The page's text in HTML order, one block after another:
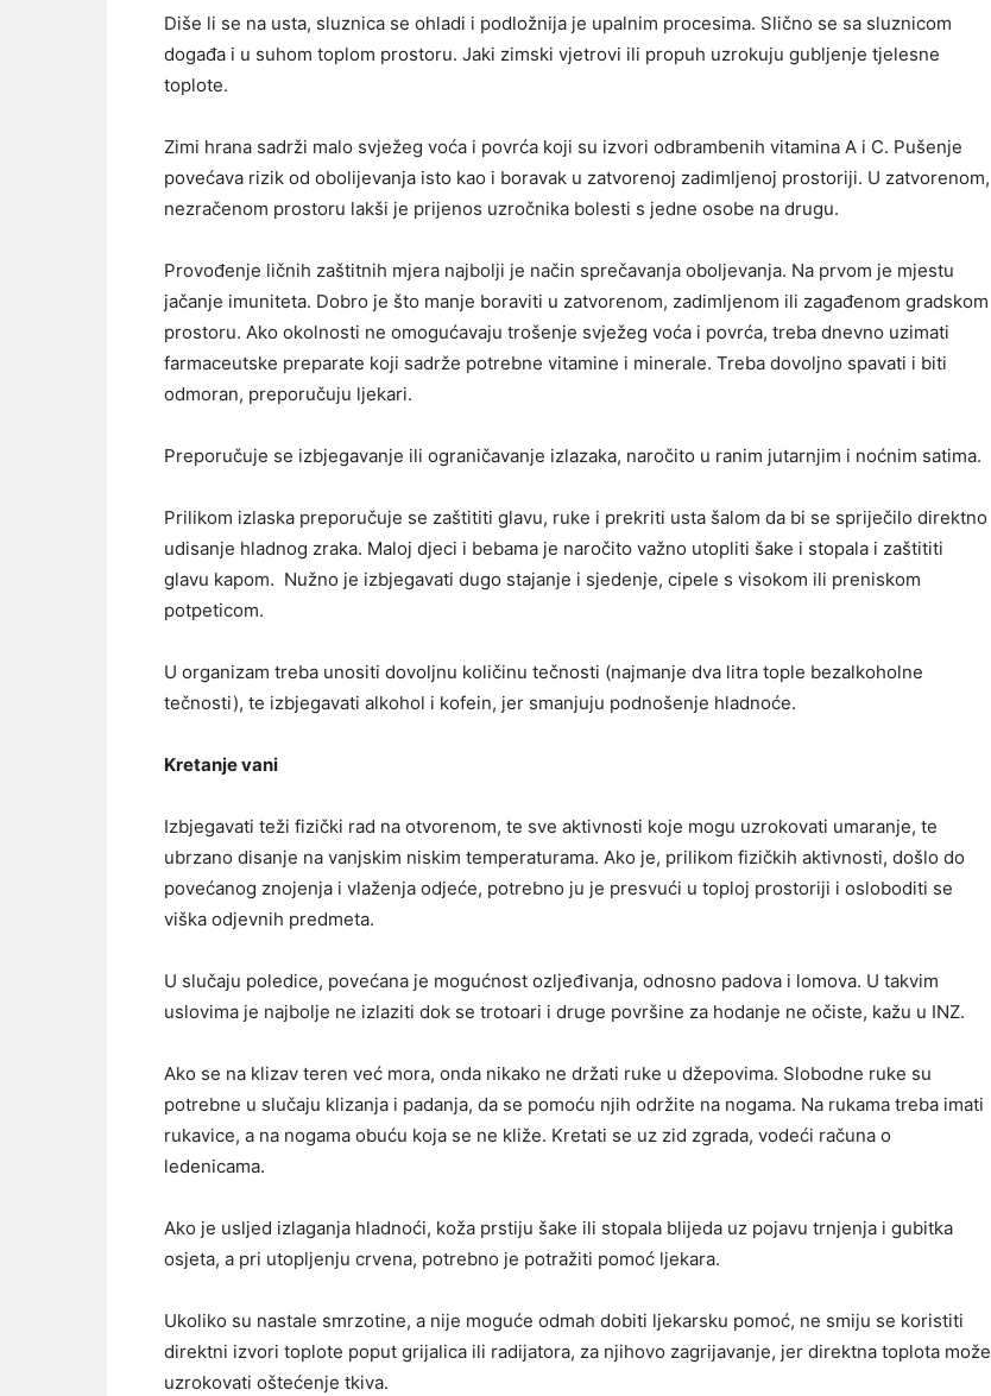
Diše li se na usta, sluznica se ohladi i podložnija je upalnim procesima. Slično se sa sluznicom
događa i u suhom toplom prostoru. Jaki zimski vjetrovi ili propuh uzrokuju gubljenje tjelesne
toplote.
Zimi hrana sadrži malo svježeg voća i povrća koji su izvori odbrambenih vitamina A i C. Pušenje
povećava rizik od obolijevanja isto kao i boravak u zatvorenoj zadimljenoj prostoriji. U zatvorenom,
nezračenom prostoru lakši je prijenos uzročnika bolesti s jedne osobe na drugu.
Provođenje ličnih zaštitnih mjera najbolji je način sprečavanja oboljevanja. Na prvom je mjestu
jačanje imuniteta. Dobro je što manje boraviti u zatvorenom, zadimljenom ili zagađenom gradskom
prostoru. Ako okolnosti ne omogućavaju trošenje svježeg voća i povrća, treba dnevno uzimati
farmaceutske preparate koji sadrže potrebne vitamine i minerale. Treba dovoljno spavati i biti
odmoran, preporučuju ljekari.
Preporučuje se izbjegavanje ili ograničavanje izlazaka, naročito u ranim jutarnjim i noćnim satima.
Prilikom izlaska preporučuje se zaštititi glavu, ruke i prekriti usta šalom da bi se spriječilo direktno
udisanje hladnog zraka. Maloj djeci i bebama je naročito važno utopliti šake i stopala i zaštititi
glavu kapom. Nužno je izbjegavati dugo stajanje i sjedenje, cipele s visokom ili preniskom
potpeticom.
U organizam treba unositi dovoljnu količinu tečnosti (najmanje dva litra tople bezalkoholne
tečnosti), te izbjegavati alkohol i kofein, jer smanjuju podnošenje hladnoće.
Kretanje vani
Izbjegavati teži fizički rad na otvorenom, te sve aktivnosti koje mogu uzrokovati umaranje, te
ubrzano disanje na vanjskim niskim temperaturama. Ako je, prilikom fizičkih aktivnosti, došlo do
povećanog znojenja i vlaženja odjeće, potrebno ju je presvući u toploj prostoriji i osloboditi se
viška odjevnih predmeta.
U slučaju poledice, povećana je mogućnost ozljeđivanja, odnosno padova i lomova. U takvim
uslovima je najbolje ne izlaziti dok se trotoari i druge površine za hodanje ne očiste, kažu u INZ.
Ako se na klizav teren već mora, onda nikako ne držati ruke u džepovima. Slobodne ruke su
potrebne u slučaju klizanja i padanja, da se pomoću njih održite na nogama. Na rukama treba imati
rukavice, a na nogama obuću koja se ne kliže. Kretati se uz zid zgrada, vodeći računa o
ledenicama.
Ako je usljed izlaganja hladnoći, koža prstiju šake ili stopala blijeda uz pojavu trnjenja i gubitka
osjeta, a pri utopljenju crvena, potrebno je potražiti pomoć ljekara.
Ukoliko su nastale smrzotine, a nije moguće odmah dobiti ljekarsku pomoć, ne smiju se koristiti
direktni izvori toplote poput grijalica ili radijatora, za njihovo zagrijavanje, jer direktna toplota može
uzrokovati oštećenje tkiva.